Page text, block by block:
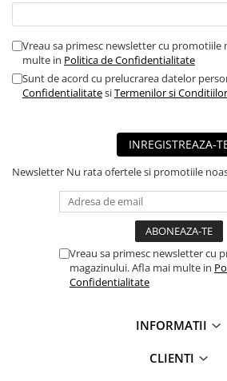
■ Suporturi portbagaj
■ Consumabile service
■ Produse sezoniere
■ Produse universale
■ Scule si echipamente
■ Odorizanti auto
■ Consumabile vopsitorie
Vreau sa primesc newsletter cu promotiile
multe in Politica de Confidentialitate
Sunt de acord cu prelucrarea datelor
ConfidentialitatesiTermenilor si Conditiilor
INREGISTREAZA-
Newsletter Nu rata ofertele si promotiile
Vreau sa primesc newsletter cu
magazinului. Afla mai multe in
Confidentialitate
INFORMATII
CLIENTI